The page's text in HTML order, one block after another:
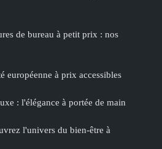
de bureau à petit prix : nos
européenne à prix accessibles
: l'élégance à portée de main
l'univers du bien-être à